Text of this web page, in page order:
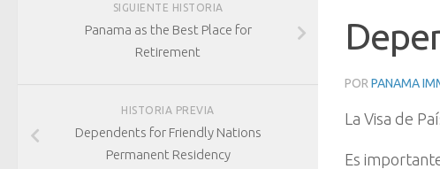
POR PANAMA
La Visa de
Es
SIGUIENTE HISTORIA
Panama as the Best Place for
Retirement
HISTORIA PREVIA
Dependents for Friendly Nations
Permanent Residency